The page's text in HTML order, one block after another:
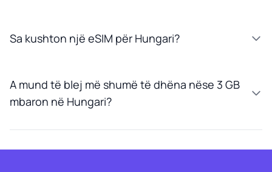
Sa kushton një eSIM për Hungari?
A mund të blej më shumë të dhëna nëse 3 GB
mbaron në Hungari?